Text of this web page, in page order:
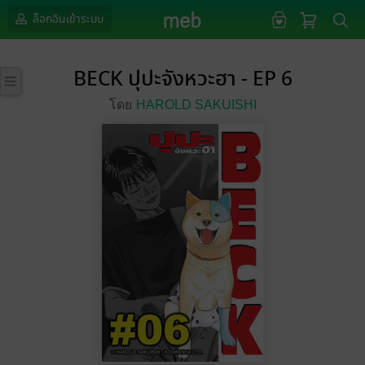
ล็อกอินเข้าระบบ
BECK ปุปะจังหวะฮา - EP 6
โดย HAROLD SAKUISHI